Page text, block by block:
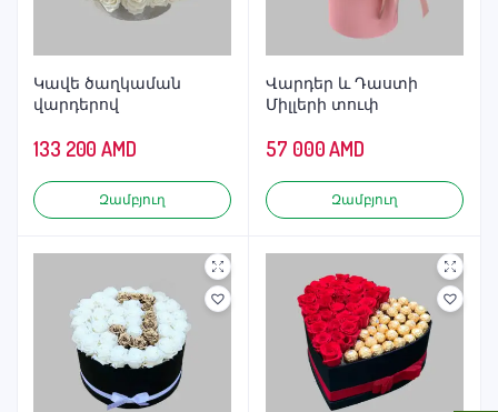
Կավե ծաղկաման
վարդերով
133 200 AMD
Զամբյուղ
Վարդեր և Դաստի
Միլլերի տուփ
57 000AMD
Զամբյուղ